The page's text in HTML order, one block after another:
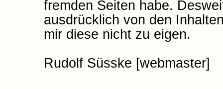
fremden Seiten habe.
ausdrücklich von den
mir diese nicht zu eigen.
Rudolf Süsske [webmaster]